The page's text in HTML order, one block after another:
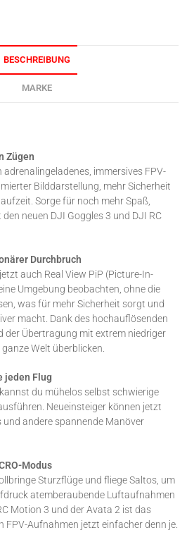
BESCHREIBUNG
MARKE
Zügen
adrenalingeladenes, immersives FPV-
Bilddarstellung, mehr Sicherheit
Sorge für noch mehr Spaß,
neuen DJI Goggles 3 und DJI RC
Durchbruch
auch Real View PiP (Picture-In-
Umgebung beobachten, ohne die
was für mehr Sicherheit sorgt und
macht. Dank des hochauflösenden
der Übertragung mit extrem niedriger
Welt überblicken.
jeden Flug
du mühelos selbst schwierige
Neueinsteiger können jetzt
andere spannende Manöver
Modus
Sturzflüge und fliege Saltos, um
atemberaubende Luftaufnahmen
Motion 3 und der Avata 2 ist das
FPV-Aufnahmen jetzt einfacher denn je.